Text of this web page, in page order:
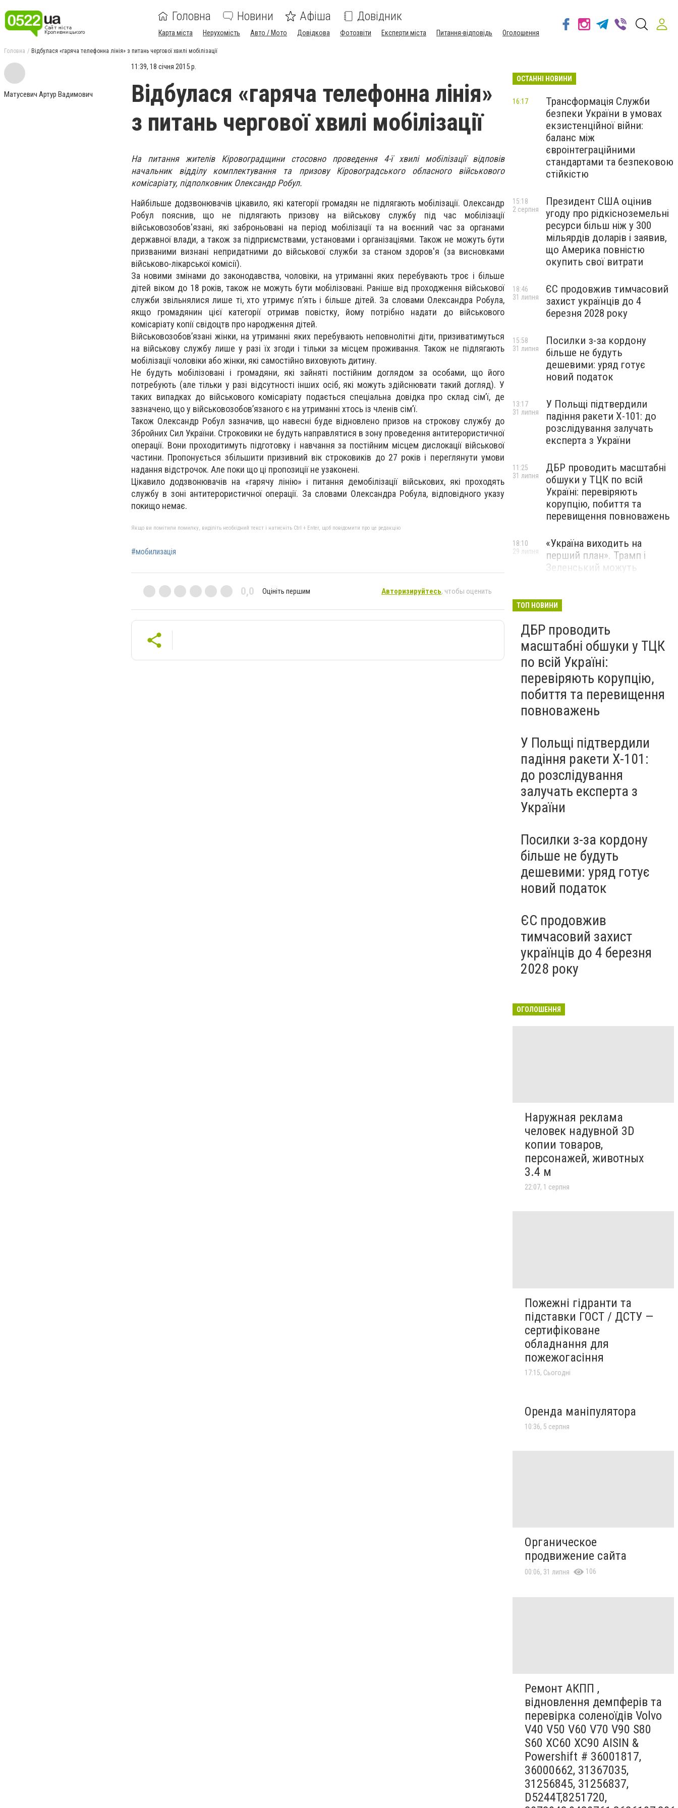
Головна Новини Афіша Довідник
Карта міста Нерухомість Авто / Мото Довідкова Фотозвіти Експерти міста Питання-відповідь Оголошення
Головна Відбулася «гаряча телефонна лінія» з питань чергової хвилі мобілізації
Матусевич Артур Вадимович
11:39, 18 січня 2015 р.
Відбулася «гаряча телефонна лінія»
з питань чергової хвилі мобілізації
На питання жителів Кіровоградщини стосовно проведення 4-ї хвилі мобілізації відповів
начальник відділу комплектування та призову Кіровоградського обласного військового
комісаріату, підполковник Олександр Робул.
Найбільше додзвонювачів цікавило, які категорії громадян не підлягають мобілізації. Олександр
Робул пояснив, що не підлягають призову на військову службу під час мобілізації
військовозобов'язані, які заброньовані на період мобілізації та на воєнний час за органами
державної влади, а також за підприємствами, установами і організаціями. Також не можуть бути
призваними визнані непридатними до військової служби за станом здоров'я (за висновками
військово-лікарської комісії).
За новими змінами до законодавства, чоловіки, на утриманні яких перебувають троє і більше
дітей віком до 18 років, також не можуть бути мобілізовані. Раніше від проходження військової
служби звільнялися лише ті, хто утримує п’ять і більше дітей. За словами Олександра Робула,
якщо громадянин цієї категорії отримав повістку, йому потрібно надати до військового
комісаріату копії свідоцтв про народження дітей.
Військовозобов’язані жінки, на утриманні яких перебувають неповнолітні діти, призиватимуться
на військову службу лише у разі їх згоди і тільки за місцем проживання. Також не підлягають
мобілізації чоловіки або жінки, які самостійно виховують дитину.
Не будуть мобілізовані і громадяни, які зайняті постійним доглядом за особами, що його
потребують (але тільки у разі відсутності інших осіб, які можуть здійснювати такий догляд). У
таких випадках до військового комісаріату подається спеціальна довідка про склад сім’ї, де
зазначено, що у військовозобов’язаного є на утриманні хтось із членів сім’ї.
Також Олександр Робул зазначив, що навесні буде відновлено призов на строкову службу до
Збройних Сил України. Строковики не будуть направлятися в зону проведення антитерористичної
операції. Вони проходитимуть підготовку і навчання за постійним місцем дислокації військової
частини. Пропонується збільшити призивний вік строковиків до 27 років і переглянути умови
надання відстрочок. Але поки що ці пропозиції не узаконені.
Цікавило додзвонювачів на «гарячу лінію» і питання демобілізації військових, які проходять
службу в зоні антитерористичної операції. За словами Олександра Робула, відповідного указу
покищо немає.
Якщо ви помітили помилку, виділіть необхідний текст і натисніть Ctrl + Enter, щоб повідомити про це редакцію
#мобилизація
0,0 Оцініть першим Авторизируйтесь, чтобы оценить
ОСТАННІ НОВИНИ
Трансформація Служби
безпеки України в умовах
екзистенційної війни:
баланс між
євроінтеграційними
стандартами та безпековою
стійкістю
16:17
Президент США оцінив
угоду про рідкісноземельні
ресурси більш ніж у 300
мільярдів доларів і заявив,
що Америка повністю
окупить свої витрати
15:18
2 серпня
ЄС продовжив тимчасовий
захист українців до 4
березня 2028 року
18:46
31 липня
Посилки з-за кордону
більше не будуть
дешевими: уряд готує
новий податок
15:58
31 липня
У Польщі підтвердили
падіння ракети Х-101: до
розслідування залучать
експерта з України
13:17
31 липня
ДБР проводить масштабні
обшуки у ТЦК по всій
Україні: перевіряють
корупцію, побиття та
перевищення повноважень
11:25
31 липня
«Україна виходить на
перший план». Трамп і
Зеленський можуть
18:10
29 липня
навчання зі зміцнення
доброчесності й
ефективного урядування
29 липня
ТОП НОВИНИ
ДБР проводить
масштабні обшуки у ТЦК
по всій Україні:
перевіряють корупцію,
побиття та перевищення
повноважень
У Польщі підтвердили
падіння ракети Х-101:
до розслідування
залучать експерта з
України
Посилки з-за кордону
більше не будуть
дешевими: уряд готує
новий податок
ЄС продовжив
тимчасовий захист
українців до 4 березня
2028 року
ОГОЛОШЕННЯ
Наружная реклама
человек надувной 3D
копии товаров,
персонажей, животных
3.4 м
22:07, 1 серпня
Пожежні гідранти тa
підставки ГОСТ / ДСТУ —
сертифіковане
обладнання для
пожежогасіння
17:15, Сьогодні
Оренда маніпулятора
10:36, 5 серпня
Органическое
продвижение сайта
00:06, 31 липня 106
Ремонт АКПП ,
відновлення демпферів та
перевірка соленоїдів Volvo
V40 V50 V60 V70 V90 S80
S60 XC60 XC90 AISIN &
Powershift # 36001817,
36000662, 31367035,
31256845, 31256837,
D5244T,8251720,